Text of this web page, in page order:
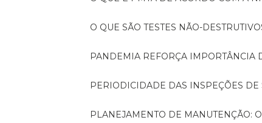
O QUE SÃO TESTES NÃO-
PANDEMIA REFORÇA
PERIODICIDADE DAS INSPEÇÕES
PLANEJAMENTO DE MANUTENÇÃO: